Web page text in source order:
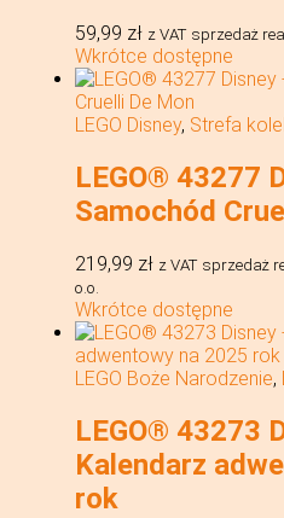
59,99 zł z VAT sprzedaż
Wkrótce dostępne
LEGO Disney, Strefa
LEGO® 43277
Samochód
219,99 zł z VAT sprzedaż
o.o.
Wkrótce dostępne
LEGO Boże Narodzenie,
LEGO® 43273
Kalendarz
rok